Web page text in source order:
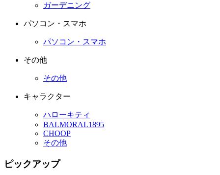
ガーデニング
パソコン・スマホ
パソコン・スマホ
その他
その他
キャラクター
ハローキティ
BALMORAL1895
CHOOP
その他
ピックアップ